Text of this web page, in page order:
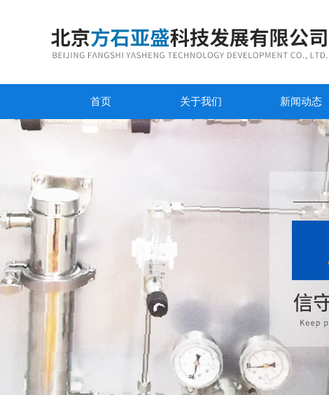
首页 关于我们 新闻动态